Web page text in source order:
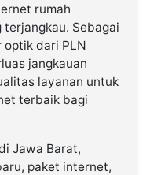
rumah
Sebagai
dari PLN
jangkauan
layanan untuk
terbaik bagi
Jawa Barat,
paket internet,